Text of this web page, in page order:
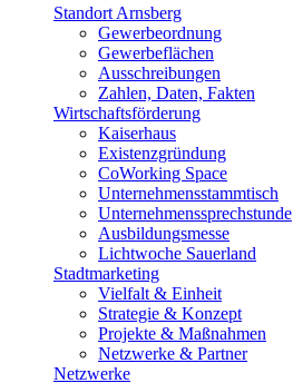
Standort Arnsberg
Gewerbeordnung
Gewerbeflächen
Ausschreibungen
Zahlen, Daten, Fakten
Wirtschaftsförderung
Kaiserhaus
Existenzgründung
CoWorking Space
Unternehmensstammtisch
Unternehmenssprechstunde
Ausbildungsmesse
Lichtwoche Sauerland
Stadtmarketing
Vielfalt & Einheit
Strategie & Konzept
Projekte & Maßnahmen
Netzwerke & Partner
Netzwerke